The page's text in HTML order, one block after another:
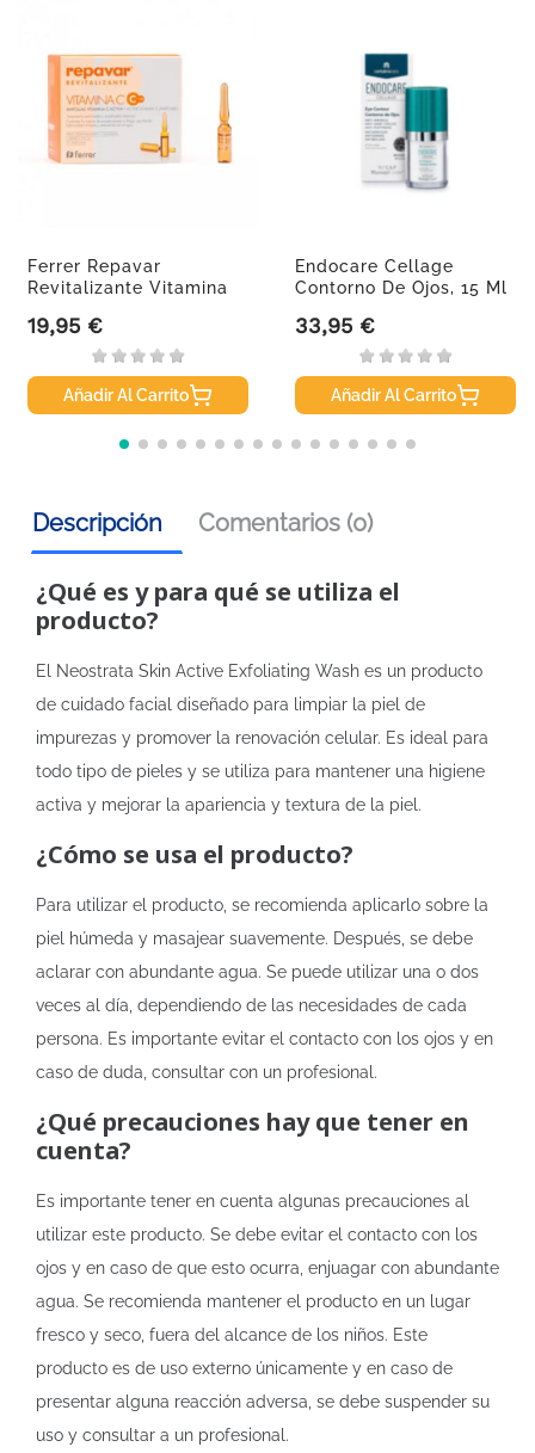
Ferrer Repavar
Revitalizante Vitamina
Precio
19,95 €
Añadir Al Carrito
Endocare Cellage
Contorno De Ojos, 15 Ml
Precio
33,95 €
Añadir Al Carrito
Descripción Comentarios (0)
¿Qué es y para qué se utiliza el
producto?
El Neostrata Skin Active Exfoliating Wash es un producto
de cuidado facial diseñado para limpiar la piel de
impurezas y promover la renovación celular. Es ideal para
todo tipo de pieles y se utiliza para mantener una higiene
activa y mejorar la apariencia y textura de la piel.
¿Cómo se usa el producto?
Para utilizar el producto, se recomienda aplicarlo sobre la
piel húmeda y masajear suavemente. Después, se debe
aclarar con abundante agua. Se puede utilizar una o dos
veces al día, dependiendo de las necesidades de cada
persona. Es importante evitar el contacto con los ojos y en
caso de duda, consultar con un profesional.
¿Qué precauciones hay que tener en
cuenta?
Es importante tener en cuenta algunas precauciones al
utilizar este producto. Se debe evitar el contacto con los
ojos y en caso de que esto ocurra, enjuagar con abundante
agua. Se recomienda mantener el producto en un lugar
fresco y seco, fuera del alcance de los niños. Este
producto es de uso externo únicamente y en caso de
presentar alguna reacción adversa, se debe suspender su
uso y consultar a un profesional.